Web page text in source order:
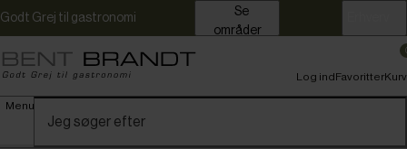
Godt Grej til gastronomi
områder
Menu
Log indFavoritterKurv